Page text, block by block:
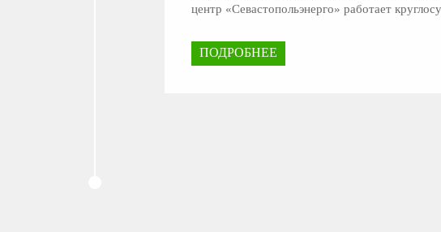
центр «Севастопольэнерго» работает
ПОДРОБНЕЕ